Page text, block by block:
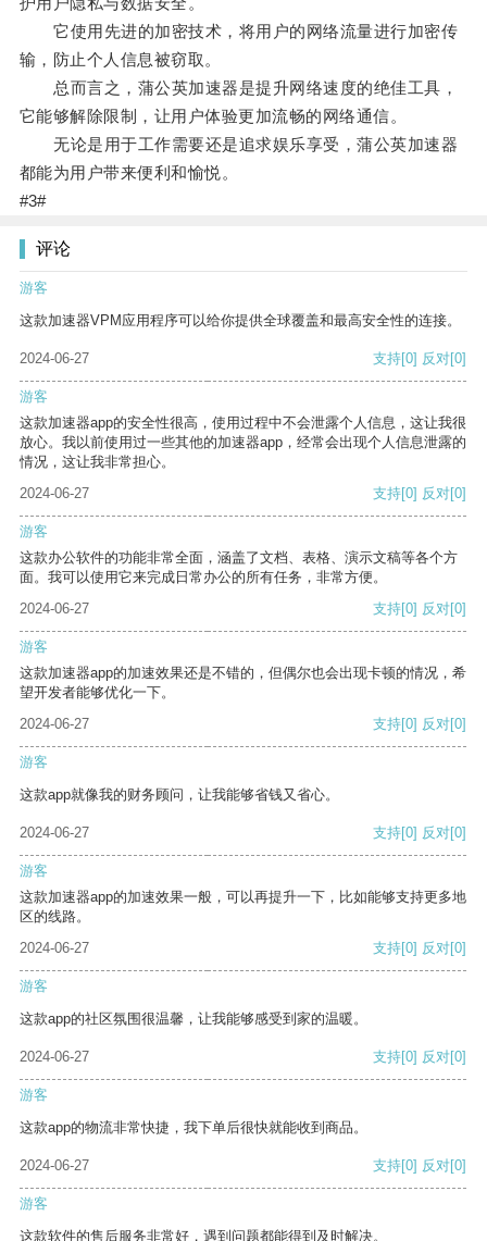
它使用先进的加密技术，将用户的网络流量进行加密传
输，防止个人信息被窃取。
总而言之，蒲公英加速器是提升网络速度的绝佳工具，
它能够解除限制，让用户体验更加流畅的网络通信。
无论是用于工作需要还是追求娱乐享受，蒲公英加速器
都能为用户带来便利和愉悦。
#3#
评论
游客
这款加速器VPM应用程序可以给你提供全球覆盖和最高安全性的连接。
2024-06-27 支持[0] 反对[0]
游客
这款加速器app的安全性很高，使用过程中不会泄露个人信息，这让我很
放心。我以前使用过一些其他的加速器app，经常会出现个人信息泄露的
情况，这让我非常担心。
2024-06-27
支持[0] 反对[0]
游客
这款办公软件的功能非常全面，涵盖了文档、表格、演示文稿等各个方
面。我可以使用它来完成日常办公的所有任务，非常方便。
2024-06-27
支持[0] 反对[0]
游客
这款加速器app的加速效果还是不错的，但偶尔也会出现卡顿的情况，希
望开发者能够优化一下。
2024-06-27
支持[0] 反对[0]
游客
这款app就像我的财务顾问，让我能够省钱又省心。
2024-06-27 支持[0] 反对[0]
游客
这款加速器app的加速效果一般，可以再提升一下，比如能够支持更多地
区的线路。
2024-06-27
支持[0] 反对[0]
游客
这款app的社区氛围很温馨，让我能够感受到家的温暖。
2024-06-27 支持[0] 反对[0]
游客
这款app的物流非常快捷，我下单后很快就能收到商品。
2024-06-27 支持[0] 反对[0]
游客
这款软件的售后服务非常好，遇到问题都能得到及时解决。